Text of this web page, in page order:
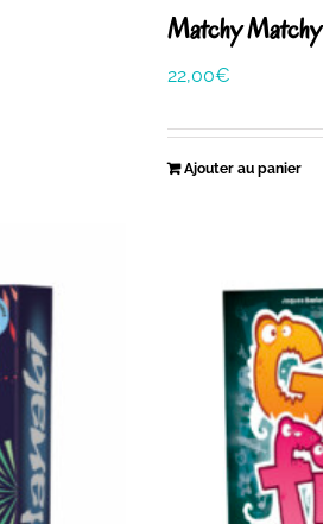
Matchy Matchy
22,00€
Ajouter au panier